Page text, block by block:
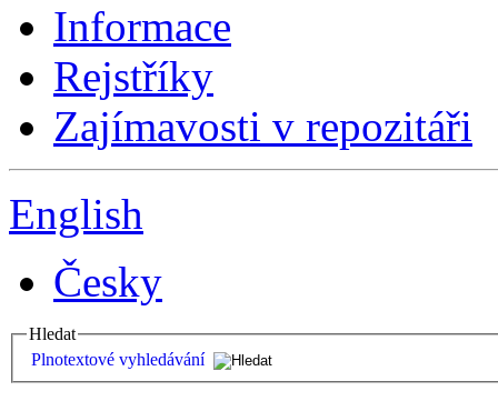
Informace
Rejstříky
Zajímavosti v repozitáři
English
Česky
Hledat
Plnotextové vyhledávání